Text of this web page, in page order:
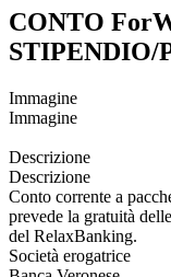
CONTO
STIPENDIO/
Immagine
Immagine
Descrizione
Descrizione
Conto corrente a
prevede la gratuità
del RelaxBanking.
Società erogatrice